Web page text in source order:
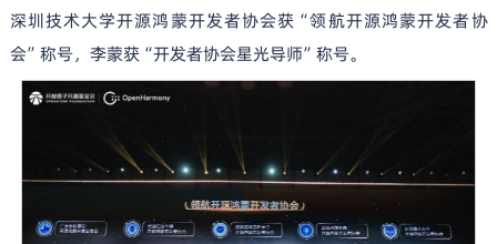
深圳技术大学开源鸿蒙开发者协会获“领航开源鸿蒙开发者协
会”称号，李蒙获“开发者协会星光导师”称号。